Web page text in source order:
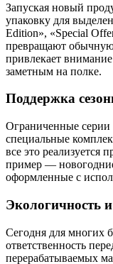
Запуская новый
упаковку для
Edition», «Special
превращают
привлекает внимание
заметным на полке.
Поддержка
Ограниченные
специальные
все это реализуется
пример —
оформленные с
Экологичность
Сегодня для многих
ответственность
перерабатываемых